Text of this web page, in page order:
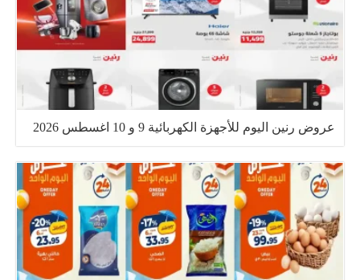
عروض رنين اليوم للأجهزة الكهربائية 9 و 10 اغسطس 2026